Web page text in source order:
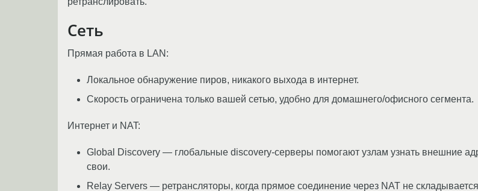
Сеть
Прямая работа в LAN:
Локальное обнаружение пиров, никакого выхода в интернет.
Скорость ограничена только вашей сетью, удобно для домашнего/офисного сегмента.
Интернет и NAT:
Global Discovery — глобальные discovery‑серверы помогают узлам узнать внешние
свои.
Relay Servers — ретрансляторы, когда прямое соединение через NAT не